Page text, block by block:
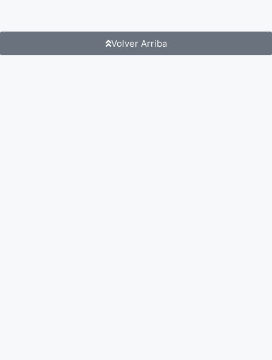
Volver Arriba